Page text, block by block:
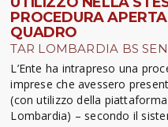
PROCEDURA
QUADRO
TAR LOMBARDIA BS
L’Ente ha intrapreso una
imprese che avessero
(con utilizzo della
Lombardia) – secondo il